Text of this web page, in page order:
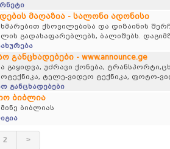
მაღაზია - სალონი ადონისი
ქსოვილებისა და დიზაინის
გადასაფარებლებს, ბალიშებს.
განცხადებები - www.announce.ge
გაყიდვა, უძრავი ქონება,
ტელე-ვიდეო ტექნიკა, ფოტო-
განცხადებები
ბიბლია
ბიბლიას
2 >